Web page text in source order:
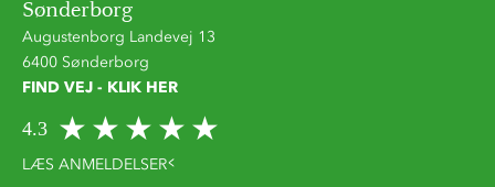
Sønderborg
Augustenborg Landevej 13
6400 Sønderborg
FIND VEJ - KLIK HER
4.3
LÆS ANMELDELSER